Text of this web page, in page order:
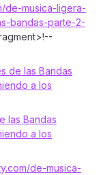
de-musica-ligera-
bandas-parte-2-
de las Bandas
a los
las Bandas
a los
de-musica-